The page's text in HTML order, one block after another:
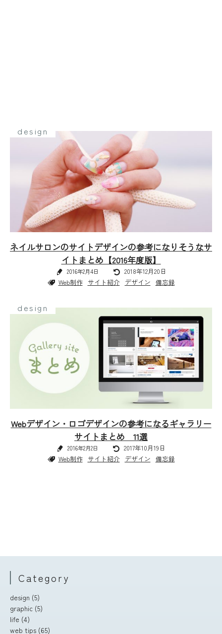
design
ネイルサロンのサイトデザインの参考になりそうなサ
イトまとめ【2016年度版】
2016年2月4日
2018年12月20日
Web制作
サイト紹介 デザイン 備忘録
design
Webデザイン・ロゴデザインの参考になるギャラリー
サイトまとめ 11選
2016年2月2日
2017年10月19日
Web制作
サイト紹介 デザイン 備忘録
Category
design (5)
graphic (5)
life (4)
web tips (65)